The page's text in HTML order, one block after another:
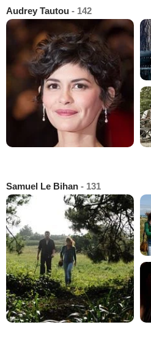
Audrey Tautou - 142
Samuel Le Bihan - 131